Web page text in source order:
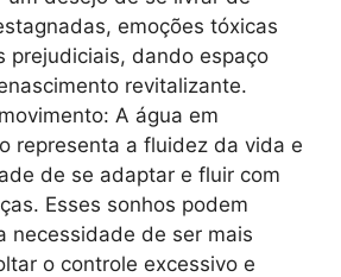
emoções tóxicas
prejudiciais, dando espaço
revitalizante.
A água em
representa a fluidez da vida e
de se adaptar e fluir com
Esses sonhos podem
necessidade de ser mais
o controle excessivo e